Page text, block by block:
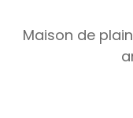
Maison de